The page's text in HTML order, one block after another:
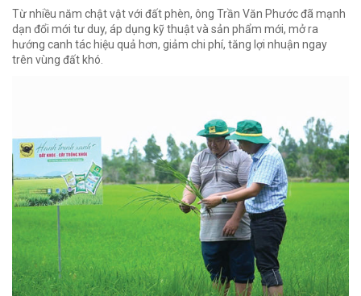
Từ nhiều năm chật vật với đất phèn, ông Trần Văn Phước đã mạnh
dạn đổi mới tư duy, áp dụng kỹ thuật và sản phẩm mới, mở ra
hướng canh tác hiệu quả hơn, giảm chi phí, tăng lợi nhuận ngay
trên vùng đất khó.